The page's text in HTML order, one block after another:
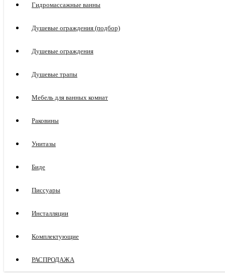
Гидромассажные ванны
Душевые ограждения (подбор)
Душевые ограждения
Душевые трапы
Мебель для ванных комнат
Раковины
Унитазы
Биде
Писсуары
Инсталляции
Комплектующие
РАСПРОДАЖА